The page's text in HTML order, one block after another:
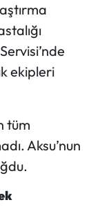
ekipleri
tüm
Aksu’nun